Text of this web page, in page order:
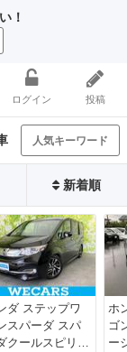
！
ログイン 投稿
人気キーワード
新着順
ダ ステップワ
スパーダ スパ
クールスピリッ
ホ
ゴ
ー